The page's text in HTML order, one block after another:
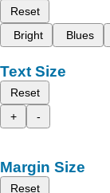
Reset
Bright
Blues
Text Size
Reset
+
-
Margin Size
Reset